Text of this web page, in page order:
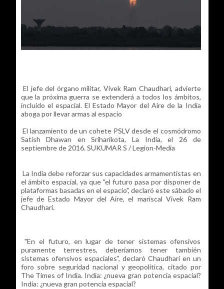
El jefe del órgano militar, Vivek Ram Chaudhari, advierte
que la próxima guerra se extenderá a todos los ámbitos,
incluido el espacial. El Estado Mayor del Aire de la India
aboga por llevar armas al espacio
El lanzamiento de un cohete PSLV desde el cosmódromo
Satish Dhawan en Sriharikota, La India, el 26 de
septiembre de 2016. SUKUMAR S / Legion-Media
La India debe reforzar sus capacidades armamentistas en
el ámbito espacial, ya que "el futuro pasa por disponer de
plataformas basadas en el espacio", declaró este sábado el
jefe de Estado Mayor del Aire, el mariscal Vivek Ram
Chaudhari.
"En el futuro, en lugar de tener sistemas ofensivos
puramente terrestres, deberíamos tener también
sistemas ofensivos espaciales", declaró Chaudhari en un
foro sobre seguridad nacional y geopolítica, citado por
The Times of India. India: ¿nueva gran potencia espacial?
India: ¿nueva gran potencia espacial?